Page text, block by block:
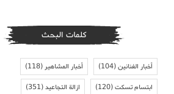
كلمات البحث
أخبار الفنانين(104) أخبار المشاهير(118)
ابتسام تسكت(120) ازالة التجاعيد(351)